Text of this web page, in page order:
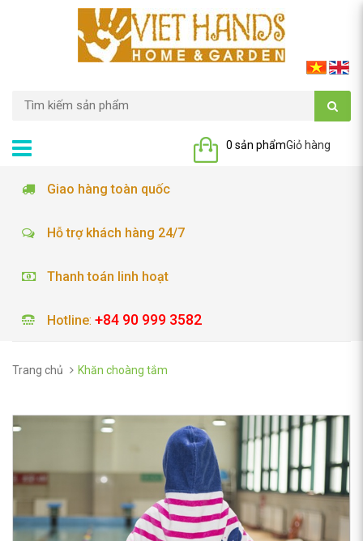
Giỏ hàng
0 sản phẩm
Giao hàng toàn quốc
Hỗ trợ khách hàng 24/7
Thanh toán linh hoạt
Hotline: +84 90 999 3582
Trang chủ Khăn choàng tắm